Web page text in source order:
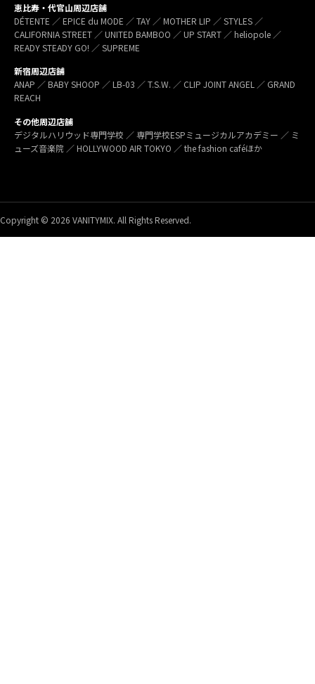
恵比寿・代官山周辺店舗
DÉTENTE ／ EPICE du MODE ／ TAY ／ MOTHER LIP ／ STYLES ／
CALIFORNIA STREET ／ UNITED BAMBOO ／ UP START ／ heliopole ／
READY STEADY GO! ／ SUPREME
新宿周辺店舗
ANAP ／ BABY SHOOP ／ LB-03 ／ T.S.W. ／ CLIP JOINT ANGEL ／ GRAND
REACH
その他周辺店舗
デジタルハリウッド専門学校 ／ 専門学校ESPミュージカルアカデミー ／ ミ
ューズ音楽院 ／ HOLLYWOOD AIR TOKYO ／ the fashion caféほか
Copyright © 2026 VANITYMIX. All Rights Reserved.